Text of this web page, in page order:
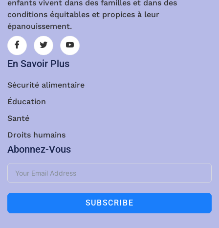
enfants vivent dans des familles et dans des
conditions équitables et propices à leur
épanouissement.
En Savoir Plus
Sécurité alimentaire
Éducation
Santé
Droits humains
Abonnez-Vous
SUBSCRIBE